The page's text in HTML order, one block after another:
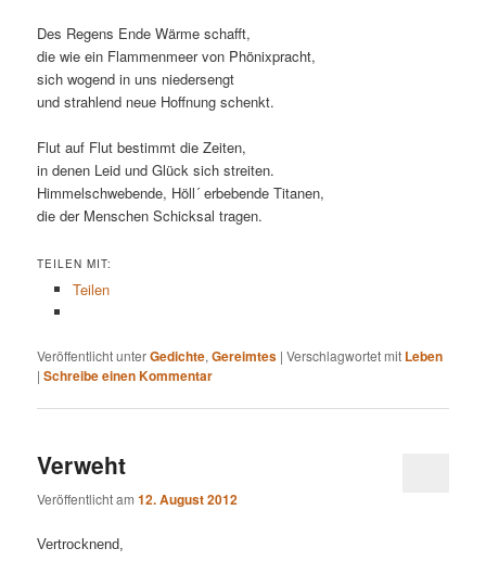
Des Regens Ende Wärme schafft,
die wie ein Flammenmeer von Phönixpracht,
sich wogend in uns niedersengt
und strahlend neue Hoffnung schenkt.
Flut auf Flut bestimmt die Zeiten,
in denen Leid und Glück sich streiten.
Himmelschwebende, Höll´ erbebende Titanen,
die der Menschen Schicksal tragen.
TEILEN MIT:
Teilen
Veröffentlicht unterGedichte,Gereimtes |Verschlagwortet mit Leben
|Schreibe einen Kommentar
Verweht
Veröffentlicht am12. August 2012
Vertrocknend,